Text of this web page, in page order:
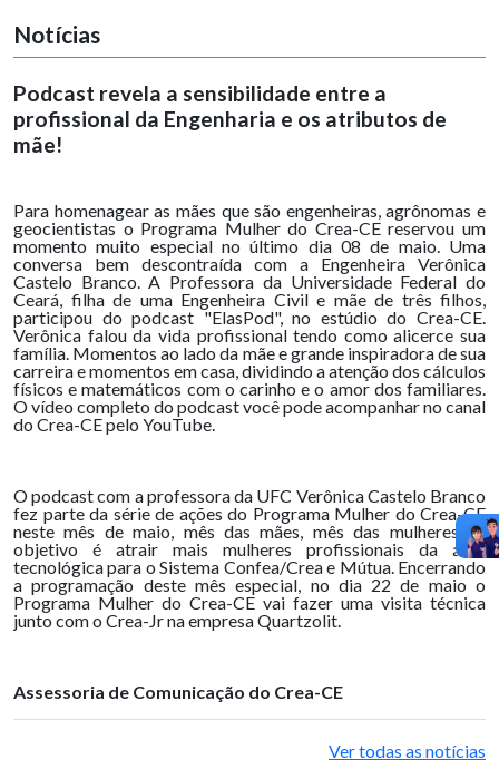
Notícias
Podcast revela a sensibilidade entre a
profissional da Engenharia e os atributos de
mãe!
Para homenagear as mães que são engenheiras, agrônomas e
geocientistas o Programa Mulher do Crea-CE reservou um
momento muito especial no último dia 08 de maio. Uma
conversa bem descontraída com a Engenheira Verônica
Castelo Branco. A Professora da Universidade Federal do
Ceará, filha de uma Engenheira Civil e mãe de três filhos,
participou do podcast "ElasPod", no estúdio do Crea-CE.
Verônica falou da vida profissional tendo como alicerce sua
família. Momentos ao lado da mãe e grande inspiradora de sua
carreira e momentos em casa, dividindo a atenção dos cálculos
físicos e matemáticos com o carinho e o amor dos familiares.
O vídeo completo do podcast você pode acompanhar no canal
do Crea-CE pelo YouTube.
O podcast com a professora da UFC Verônica Castelo Branco
fez parte da série de ações do Programa Mulher do Crea-CE
neste mês de maio, mês das mães, mês das mulheres. O
objetivo é atrair mais mulheres profissionais da área
tecnológica para o Sistema Confea/Crea e Mútua. Encerrando
a programação deste mês especial, no dia 22 de maio o
Programa Mulher do Crea-CE vai fazer uma visita técnica
junto com o Crea-Jr na empresa Quartzolit.
Assessoria de Comunicação do Crea-CE
Ver todas as notícias